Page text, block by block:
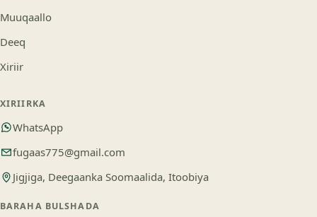
Muuqaallo
Deeq
Xiriir
XIRIIRKA
WhatsApp
fugaas775@gmail.com
Jigjiga, Deegaanka Soomaalida, Itoobiya
BARAHA BULSHADA